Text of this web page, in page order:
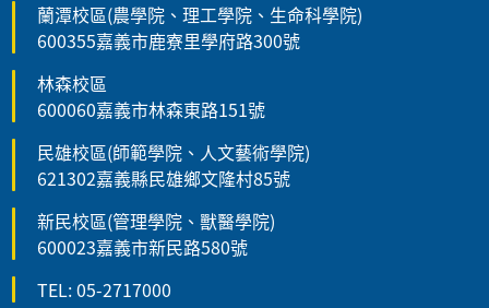
蘭潭校區(農學院、理工學院、生命科學院)
600355嘉義市鹿寮里學府路300號
林森校區
600060嘉義市林森東路151號
民雄校區(師範學院、人文藝術學院)
621302嘉義縣民雄鄉文隆村85號
新民校區(管理學院、獸醫學院)
600023嘉義市新民路580號
TEL: 05-2717000